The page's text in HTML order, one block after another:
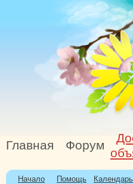
Главная Форум
Начало Помощь Календарь